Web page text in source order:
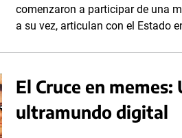
comenzaron a participar de una
a su vez, articulan con el Estado
El Cruce en
ultramundo digital